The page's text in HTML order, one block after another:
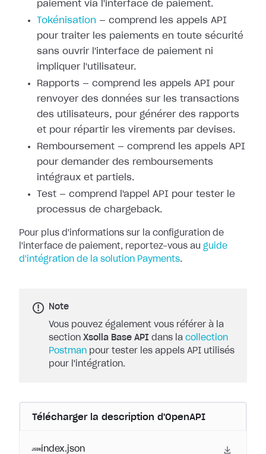
paiement via
l'interface de paiement.
Tokénisation — comprend les appels API
pour traiter les paiements en toute sécurité
sans ouvrir l'interface de paiement ni
impliquer l'utilisateur.
Rapports — comprend les appels API pour
renvoyer des données sur les transactions
des utilisateurs, pour générer des rapports
et pour répartir les virements par devises.
Remboursement — comprend les appels API
pour demander des remboursements
intégraux et partiels.
Test — comprend l'appel API pour tester le
processus de chargeback.
Pour plus d'informations sur la configuration de
l'interface de paiement, reportez-vous au guide
d'intégration de la solution Payments.
Note
Vous pouvez également vous référer à la
section Xsolla Base API dans la collection
Postman pour tester les appels API utilisés
pour l'intégration.
Télécharger la description d'OpenAPI
index.json